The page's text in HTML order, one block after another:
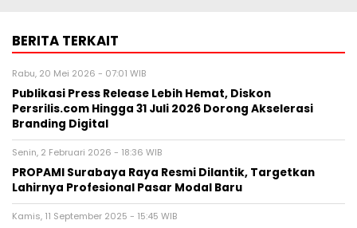
BERITA TERKAIT
Rabu, 20 Mei 2026 - 07:01 WIB
Publikasi Press Release Lebih Hemat, Diskon
Persrilis.com Hingga 31 Juli 2026 Dorong Akselerasi
Branding Digital
Senin, 2 Februari 2026 - 18:36 WIB
PROPAMI Surabaya Raya Resmi Dilantik, Targetkan
Lahirnya Profesional Pasar Modal Baru
Kamis, 11 September 2025 - 15:45 WIB